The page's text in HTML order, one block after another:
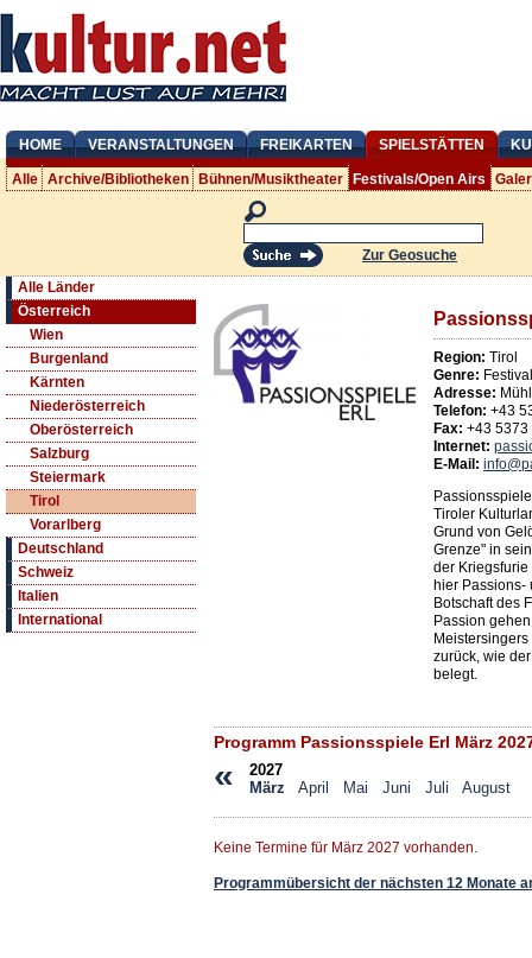
HOME VERANSTALTUNGEN FREIKARTEN SPIELSTÄTTEN
Alle Archive/Bibliotheken Bühnen/Musiktheater Festivals/Open Airs
Zur Geosuche
Alle Länder
Österreich
Wien
Burgenland
Kärnten
Niederösterreich
Oberösterreich
Salzburg
Steiermark
Tirol
Vorarlberg
Deutschland
Schweiz
Italien
International
Region: Tirol
Genre:
Adresse:
Telefon: +43
Fax: +43 5373
Internet:
E-Mail:
Tiroler
Grund von
Grenze" in
der
hier Passions-
Botschaft des
Passion
zurück, wie
belegt.
Programm Passionsspiele Erl März
«
2027
März
April Mai Juni Juli August
Keine Termine für März 2027 vorhanden.
Programmübersicht der nächsten 12 Monate